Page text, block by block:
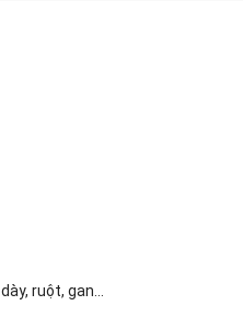
ruột, gan…